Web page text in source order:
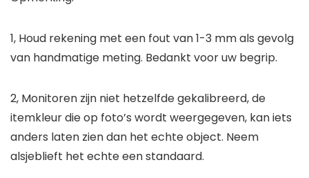
1, Houd rekening met een fout van 1-3 mm als gevolg
van handmatige meting. Bedankt voor uw begrip.
2, Monitoren zijn niet hetzelfde gekalibreerd, de
itemkleur die op foto’s wordt weergegeven, kan iets
anders laten zien dan het echte object. Neem
alsjeblieft het echte een standaard.